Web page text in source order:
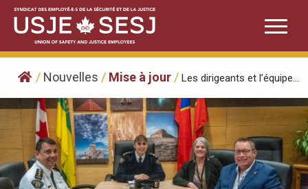
Skip
content
/ Nouvelles / Mise à jour / Les dirigeants et l’équipe...